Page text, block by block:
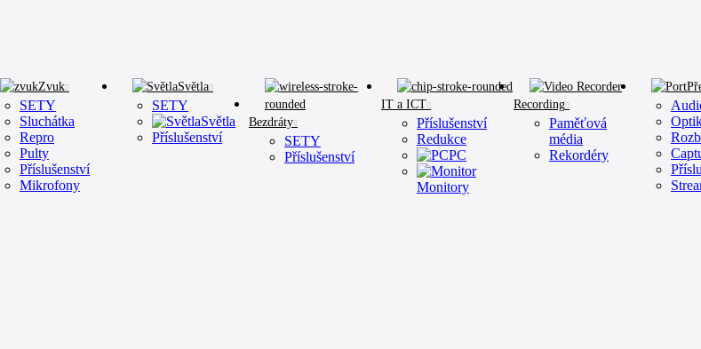
Zvuk
SETY
Sluchátka
Repro
Pulty
Příslušenství
Mikrofony
Světla
SETY
Světla
Příslušenství
Bezdráty
SETY
Příslušenství
IT a ICT
Příslušenství
Redukce
PC
Monitory
Recording
Paměťová
média
Rekordéry